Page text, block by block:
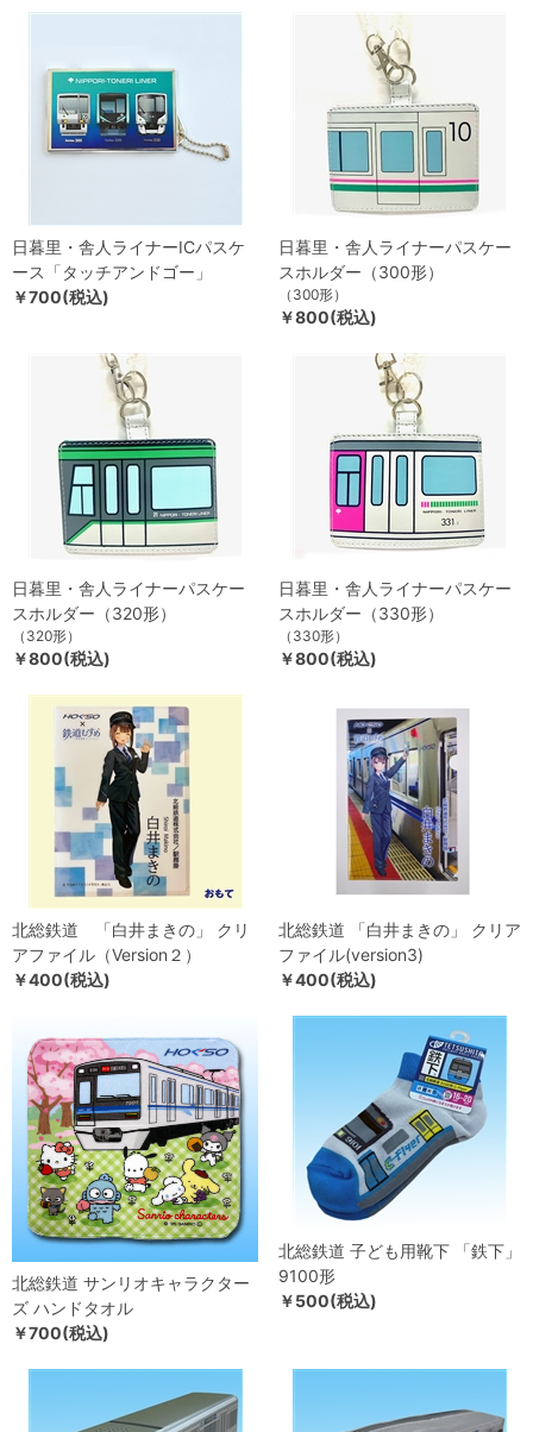
日暮里・舎人ライナーICパスケ
ース「タッチアンドゴー」
￥700(税込)
日暮里・舎人ライナーパスケー
スホルダー（300形）
（300形）
￥800(税込)
日暮里・舎人ライナーパスケー
スホルダー（320形）
（320形）
￥800(税込)
日暮里・舎人ライナーパスケー
スホルダー（330形）
（330形）
￥800(税込)
北総鉄道 「白井まきの」 クリ
アファイル（Version２）
￥400(税込)
北総鉄道 「白井まきの」 クリア
ファイル(version3)
￥400(税込)
北総鉄道 サンリオキャラクター
ズ ハンドタオル
￥700(税込)
北総鉄道 子ども用靴下 「鉄下」
9100形
￥500(税込)